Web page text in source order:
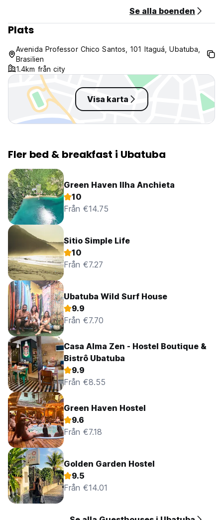
Se alla boenden
Plats
Avenida Professor Chico Santos, 101 Itaguá, Ubatuba,
Brasilien
1.4km från city
Visa karta
Fler bed & breakfast i Ubatuba
Green Haven Ilha Anchieta
10
Från €14.75
Sitio Simple Life
10
Från €7.27
Ubatuba Wild Surf House
9.9
Från €7.70
Casa Alma Zen - Hostel Boutique &
Bistrô Ubatuba
9.9
Från €8.55
Green Haven Hostel
9.6
Från €7.18
Golden Garden Hostel
9.5
Från €14.01